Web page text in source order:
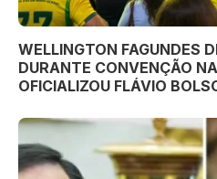
WELLINGTON FAGUNDES
DURANTE CONVENÇÃO
OFICIALIZOU FLÁVIO